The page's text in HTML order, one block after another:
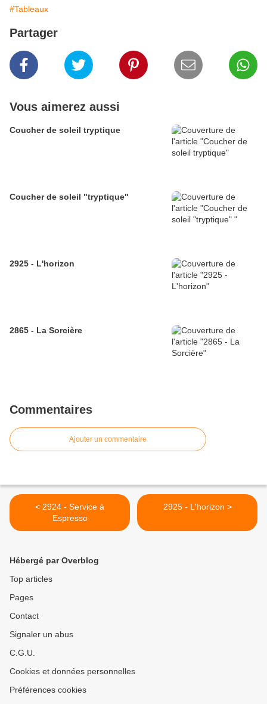
#Tableaux
Partager
Vous aimerez aussi
Coucher de soleil tryptique
Coucher de soleil "tryptique"
2925 - L'horizon
2865 - La Sorcière
Commentaires
Ajouter un commentaire
< 2924 - Service à
Espresso
2925 - L'horizon >
Hébergé par Overblog
Top articles
Pages
Contact
Signaler un abus
C.G.U.
Cookies et données personnelles
Préférences cookies